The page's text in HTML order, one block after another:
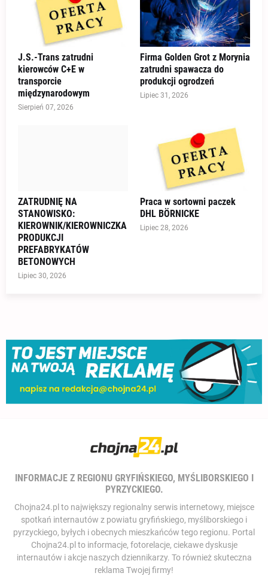
J.S.-Trans zatrudni
kierowców C+E w
transporcie
międzynarodowym
Sierpień 07, 2026
Firma Golden Grot z Morynia
zatrudni spawacza do
produkcji ogrodzeń
Lipiec 31, 2026
ZATRUDNIĘ NA
STANOWISKO:
KIEROWNIK/KIEROWNICZKA
PRODUKCJI
PREFABRYKATÓW
BETONOWYCH
Lipiec 30, 2026
Praca w sortowni paczek
DHL BÖRNICKE
Lipiec 28, 2026
INFORMACJE Z REGIONU GRYFIŃSKIEGO, MYŚLIBORSKIEGO I
PYRZYCKIEGO.
Chojna24.pl to największy regionalny serwis internetowy, miejsce
spotkań internautów z powiatu gryfińskiego, myśliborskiego i
pyrzyckiego, byłych i obecnych mieszkańców tego regionu. Portal
Chojna24.pl to informacje, fotorelacje, ciekawe dyskusje
internautów i akcje naszych dziennikarzy. To również skuteczna
reklama Twojej firmy!